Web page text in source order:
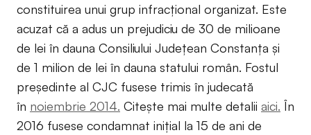
constituirea unui grup infracțional organizat. Este
acuzat că a adus un prejudiciu de 30 de milioane
de lei în dauna Consiliului Județean Constanța și
de 1 milion de lei în dauna statului român. Fostul
președinte al CJC fusese trimis în judecată
în noiembrie 2014. Citește mai multe detalii aici. În
2016 fusese condamnat inițial la 15 de ani de